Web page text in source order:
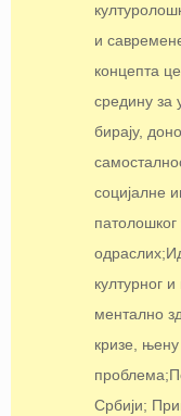
и
концепта
средину за
бирају,
социјалне
културног
ментално
кризе,
Србији;